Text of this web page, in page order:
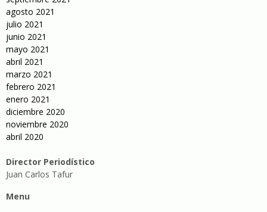
agosto 2021
julio 2021
junio 2021
mayo 2021
abril 2021
marzo 2021
febrero 2021
enero 2021
diciembre 2020
noviembre 2020
abril 2020
Director Periodístico
Juan Carlos Tafur
Menu